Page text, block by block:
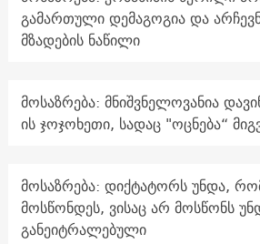
გამართული დემაგოგია და
მზადების ნაწილი
მოსაზრება: მნიშვნელოვანია
ის ჯოჯოხეთი, სადაც "ოცნება“
მოსაზრება: დიქტატორს უნდა,
მოსწონდეს, ვისაც არ მოსწონს
განეიტრალებული